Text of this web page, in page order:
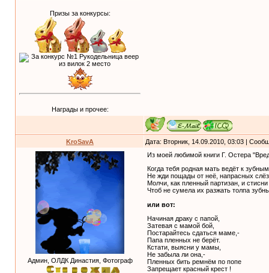
Призы за конкурсы:
Награды и прочее:
KroSavA Дата: Вторник, 14.09.2010, 03:03 |
Админ, ОЛДК Династия, Фотограф
Из моей любимой книги Г. Остера
Когда тебя родная мать ведёт к
Не жди пощады от неё, напрасных
Молчи, как пленный партизан, и стисни
Чтоб не сумела их разжать толпа
или вот:
Начиная драку с папой,
Затевая с мамой бой,
Постарайтесь сдаться маме,-
Папа пленных не берёт.
Кстати, выясни у мамы,
Не забыла ли она,-
Пленных бить ремнём по попе
Запрещает красный крест !